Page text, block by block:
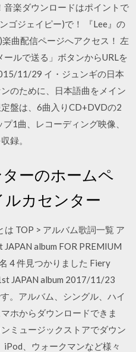
楽ダウンロードはポイントで
ゴジェイピー)で！ 『Lee』の
曲配信ページへアクセス！ 左
ルで送る」ボタンからURLを
11/29 イ・ジュンギの日本
のために、日本語曲をメイン
盤は、6曲入りCD+DVDの2
1曲、レコーディング映像、
録。
ーのホームペ
ルカセンター
TOP > アルバム歌詞一覧 ア
JAPAN album FOR PREMIUM
4 件見つかりました Fiery
JAPAN album 2017/11/23
。アルバム、シングル、ハイ
ホからダウンロードできま
ミュージックストアでダウン
、ウォークマンなど様々